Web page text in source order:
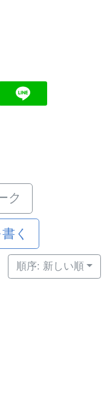
ク
く
順序: 新しい順